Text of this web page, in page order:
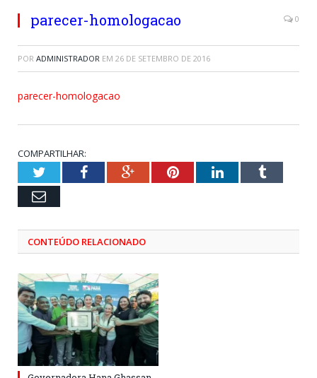
parecer-homologacao 0
POR ADMINISTRADOR EM 26 DE SETEMBRO DE 2016
parecer-homologacao
COMPARTILHAR:
TwitterFacebookGoogle+PinterestLinkedInTumblr
Email
CONTEÚDO RELACIONADO